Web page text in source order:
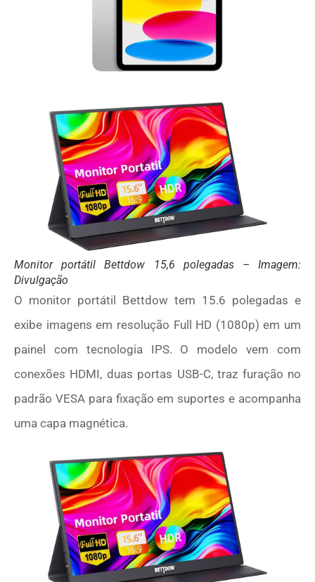
Monitor portátil Bettdow 15,6 polegadas – Imagem:
Divulgação
O monitor portátil Bettdow tem 15.6 polegadas e
exibe imagens em resolução Full HD (1080p) em um
painel com tecnologia IPS. O modelo vem com
conexões HDMI, duas portas USB-C, traz furação no
padrão VESA para fixação em suportes e acompanha
uma capa magnética.